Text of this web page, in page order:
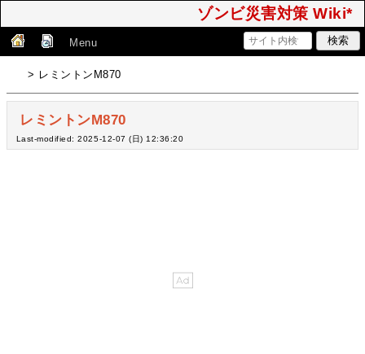
ゾンビ災害対策 Wiki*
Menu
> レミントンM870
レミントンM870
Last-modified: 2025-12-07 (日) 12:36:20